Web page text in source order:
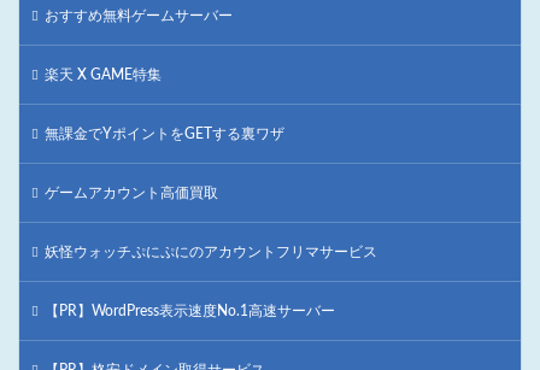
おすすめ無料ゲームサーバー
楽天 X GAME特集
無課金でYポイントをGETする裏ワザ
ゲームアカウント高価買取
妖怪ウォッチぷにぷにのアカウントフリマサービス
【PR】WordPress表示速度No.1高速サーバー